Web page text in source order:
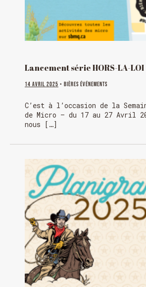
Lancement série HORS-LA-LOI
14 avril 2025 • Bières Événements
C’est à l’occasion de la
de Micro – du 17 au 27 Avril
nous […]